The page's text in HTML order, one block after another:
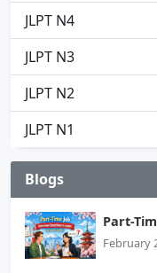
JLPT N4
JLPT N3
JLPT N2
JLPT N1
Blogs
Part-
February